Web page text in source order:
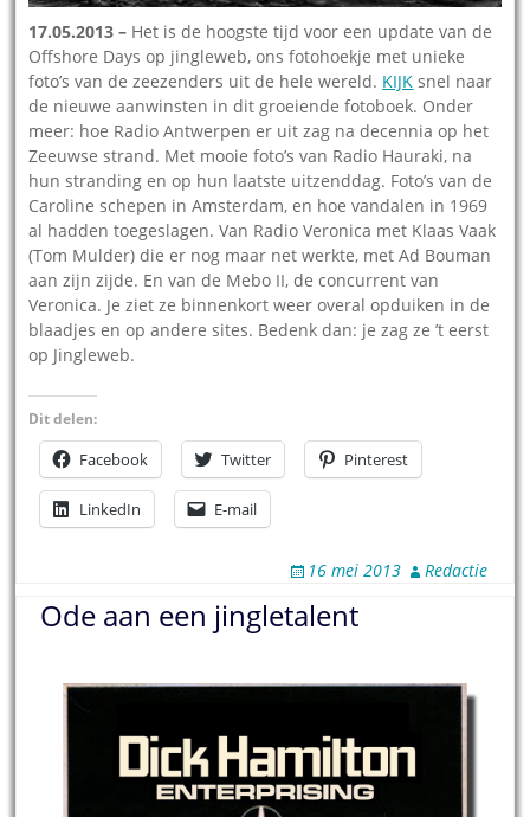
17.05.2013 – Het is de hoogste tijd voor een update van de
Offshore Days op jingleweb, ons fotohoekje met unieke
foto’s van de zeezenders uit de hele wereld. KIJK snel naar
de nieuwe aanwinsten in dit groeiende fotoboek. Onder
meer: hoe Radio Antwerpen er uit zag na decennia op het
Zeeuwse strand. Met mooie foto’s van Radio Hauraki, na
hun stranding en op hun laatste uitzenddag. Foto’s van de
Caroline schepen in Amsterdam, en hoe vandalen in 1969
al hadden toegeslagen. Van Radio Veronica met Klaas Vaak
(Tom Mulder) die er nog maar net werkte, met Ad Bouman
aan zijn zijde. En van de Mebo II, de concurrent van
Veronica. Je ziet ze binnenkort weer overal opduiken in de
blaadjes en op andere sites. Bedenk dan: je zag ze ’t eerst
op Jingleweb.
Dit delen:
Facebook Twitter Pinterest
LinkedIn E-mail
16 mei 2013 Redactie
Ode aan een jingletalent